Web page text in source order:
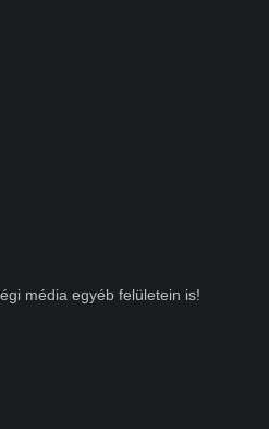
média egyéb felületein is!